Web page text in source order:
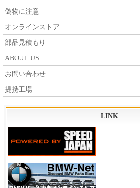
偽物に注意
オンラインストア
部品見積もり
ABOUT US
お問い合わせ
提携工場
LINK